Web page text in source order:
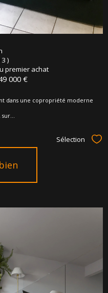
premier achat
000 €
dans une copropriété moderne
Sélection